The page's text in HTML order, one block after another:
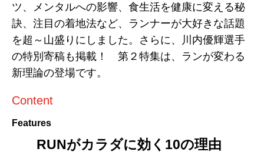
ツ、メンタルへの影響、食生活を健康に変える秘
訣、注目の着地法など、ランナーが大好きな話題
を超～山盛りにしました。さらに、川内優輝選手
の特別寄稿も掲載！ 第２特集は、ランが変わる
新理論の登場です。
Content
Features
RUNがカラダに効く10の理由